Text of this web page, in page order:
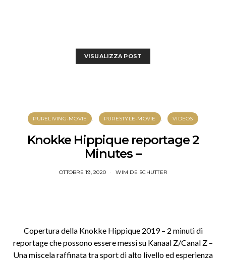
VISUALIZZA POST
PURELIVING-MOVIE PURESTYLE-MOVIE VIDEOS
Knokke Hippique reportage 2
Minutes –
OTTOBRE 19, 2020 WIM DE SCHUTTER
Copertura della Knokke Hippique 2019 – 2 minuti di
reportage che possono essere messi su Kanaal Z/Canal Z –
Una miscela raffinata tra sport di alto livello ed esperienza